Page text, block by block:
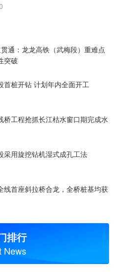
通：龙龙高铁（武梅段）重难点
突破
首桩开钻 计划年内全面开工
桥工程抢抓长江枯水窗口期完成水
采用旋挖钻机湿式成孔工法
线首座斜拉桥合龙，全桥桩基均获
排行
News